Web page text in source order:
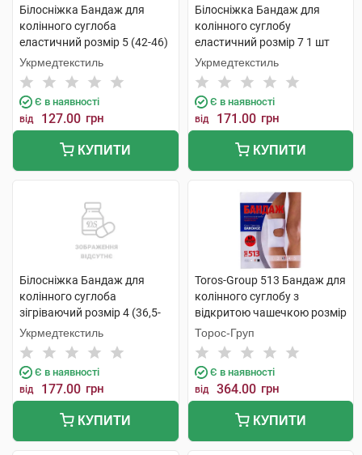
Білосніжка Бандаж для
колінного суглоба
еластичний розмір 5 (42-46)
1 шт
Укрмедтекстиль
Є в наявності
від 127.00 грн
КУПИТИ
Білосніжка Бандаж для
колінного суглобу
еластичний розмір 7 1 шт
Укрмедтекстиль
Є в наявності
від 171.00 грн
КУПИТИ
Білосніжка Бандаж для
колінного суглоба
зігріваючий розмір 4 (36,5-
39) 1 шт
Укрмедтекстиль
Є в наявності
від 177.00 грн
КУПИТИ
Toros-Group 513 Бандаж для
колінного суглобу з
відкритою чашечкою розмір
3 бежевий 1 шт
Торос-Груп
Є в наявності
від 364.00 грн
КУПИТИ